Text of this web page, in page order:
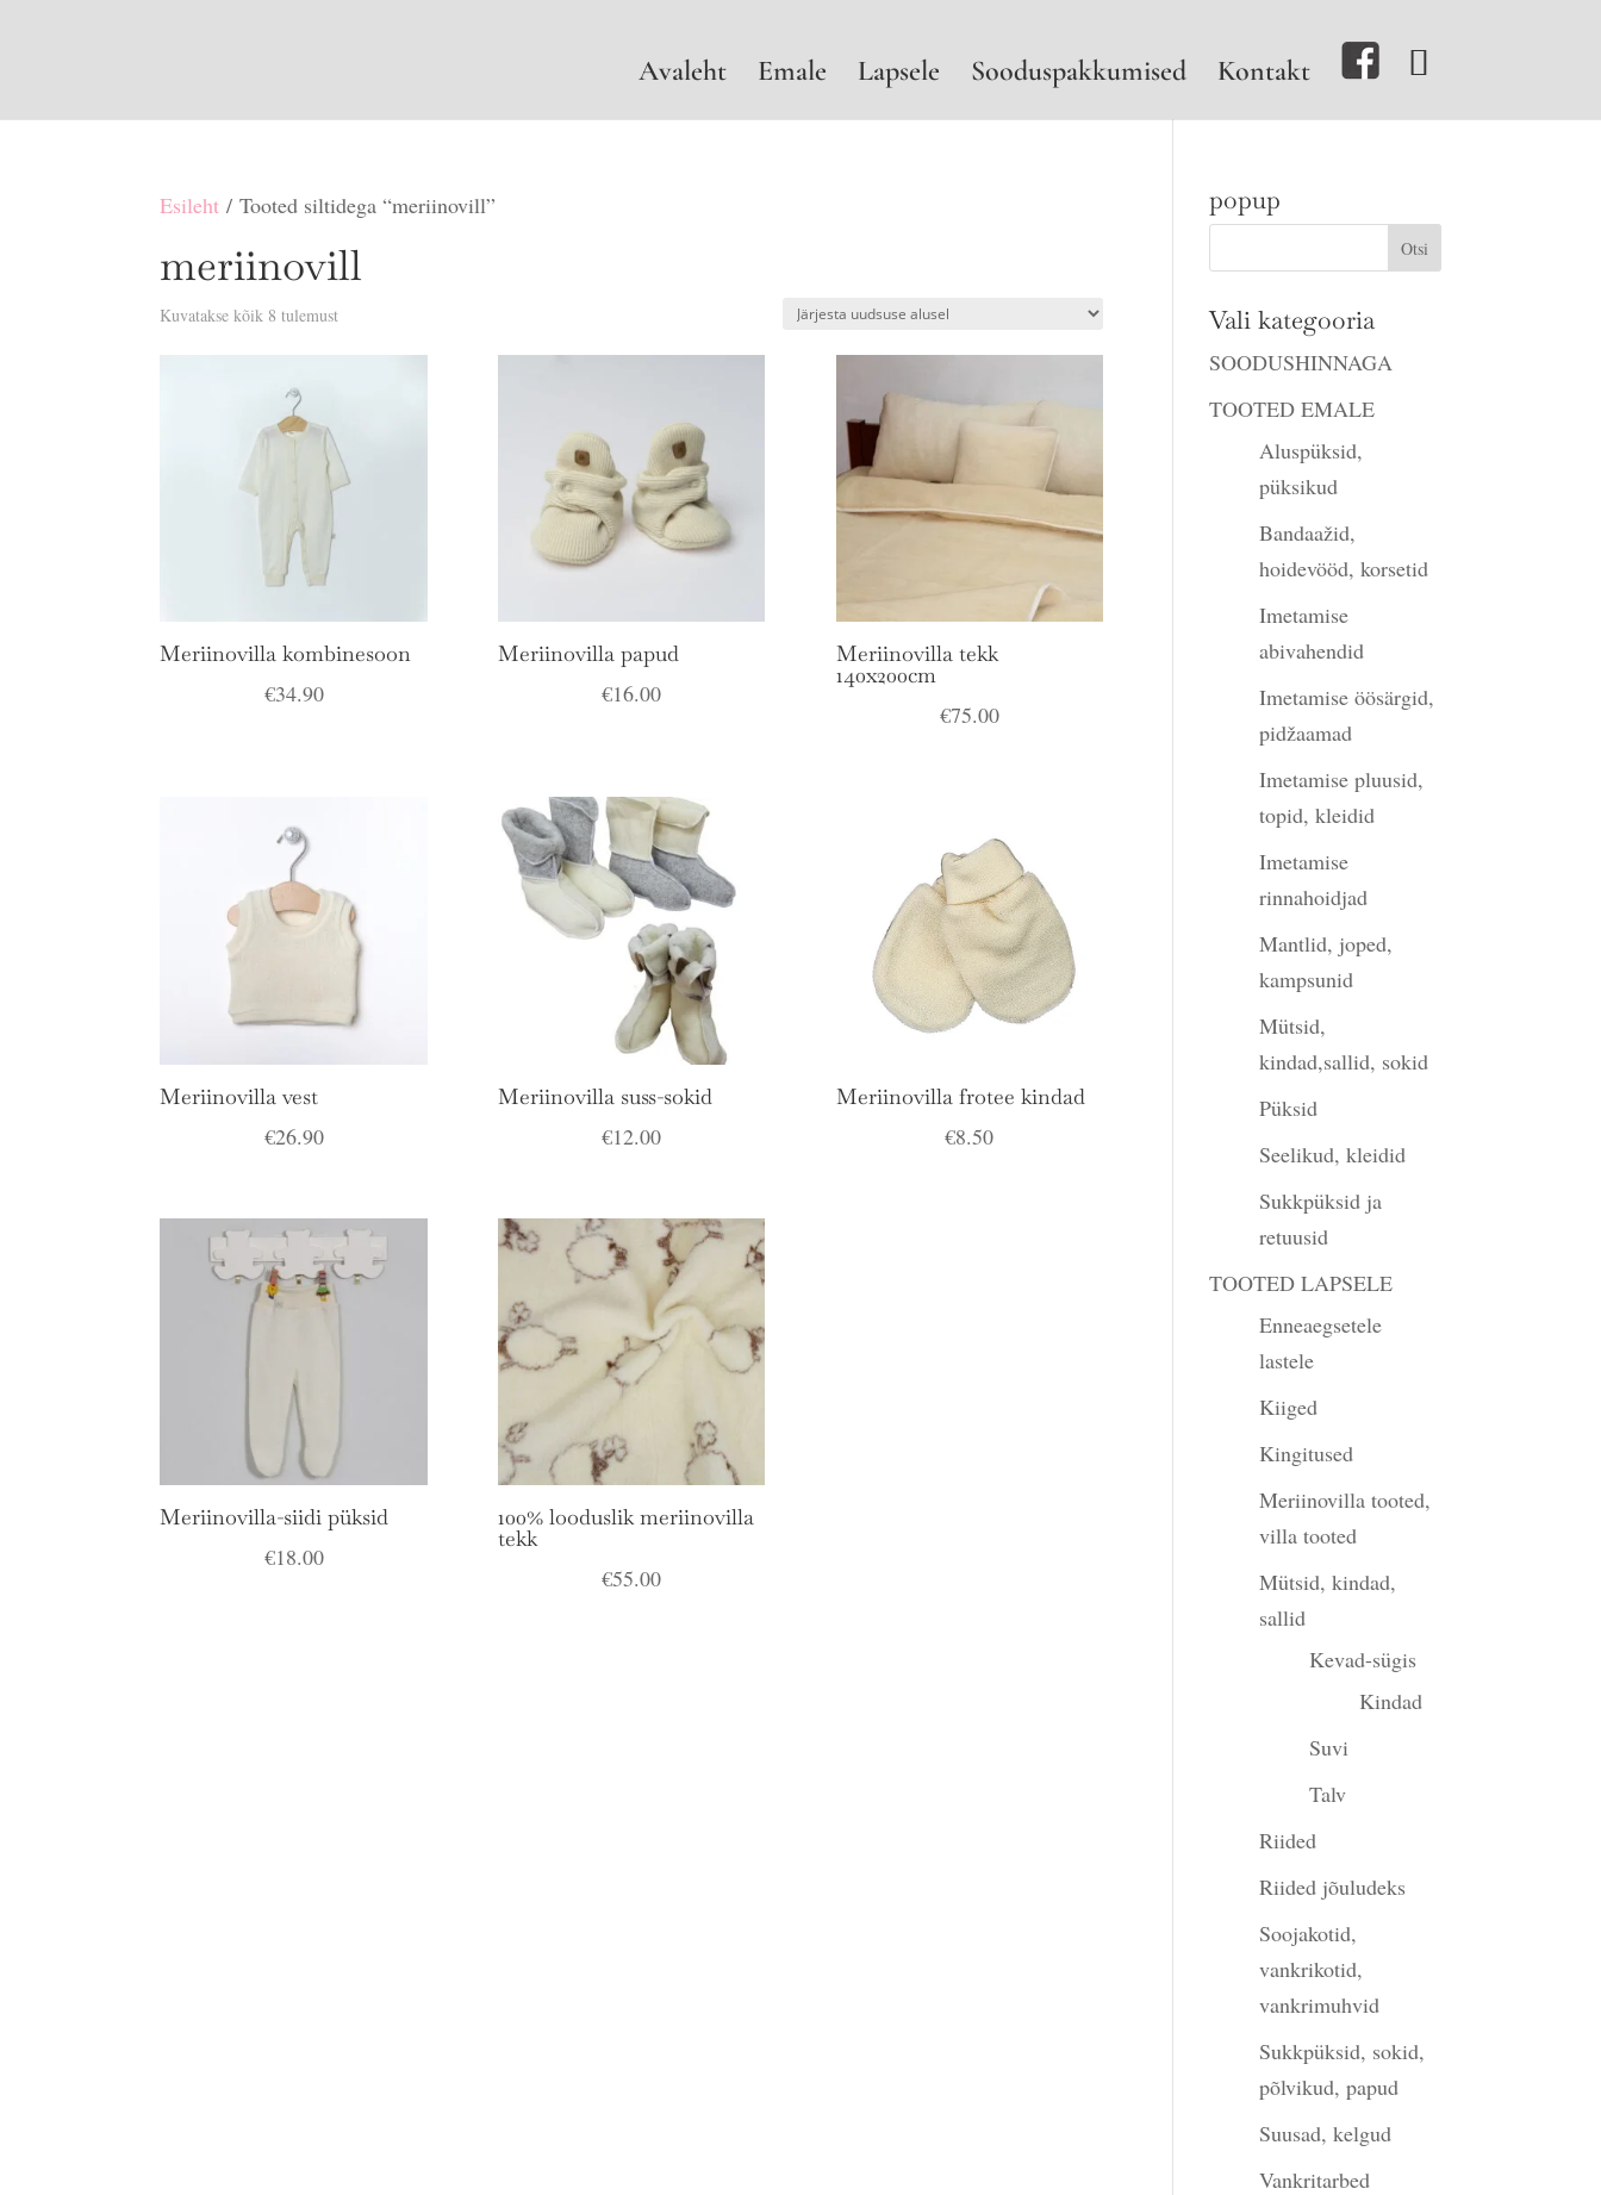
Avaleht Emale Lapsele Sooduspakkumised Kontakt
Esileht / Tooted siltidega “meriinovill”
meriinovill
Kuvatakse kõik 8 tulemustSorditud
uusimate
Meriinovilla kombinesoon
€34.90
Meriinovilla papud
€16.00
Meriinovilla tekk
140x200cm
€75.00
Meriinovilla vest
€26.90
Meriinovilla suss-sokid
€12.00
Meriinovilla frotee kindad
€8.50
Meriinovilla-siidi püksid
€18.00
100% looduslik meriinovilla
tekk
€55.00
popup
Vali kategooria
SOODUSHINNAGA
TOOTED EMALE
Aluspüksid,
püksikud
Bandaažid,
hoidevööd, korsetid
Imetamise
abivahendid
Imetamise öösärgid,
pidžaamad
Imetamise pluusid,
topid, kleidid
Imetamise
rinnahoidjad
Mantlid, joped,
kampsunid
Mütsid,
kindad,sallid, sokid
Püksid
Seelikud, kleidid
Sukkpüksid ja
retuusid
TOOTED LAPSELE
Enneaegsetele
lastele
Kiiged
Kingitused
Meriinovilla tooted,
villa tooted
Mütsid, kindad,
sallid
Kevad-sügis
Kindad
Suvi
Talv
Riided
Riided jõuludeks
Soojakotid,
vankrikotid,
vankrimuhvid
Sukkpüksid, sokid,
põlvikud, papud
Suusad, kelgud
Vankritarbed